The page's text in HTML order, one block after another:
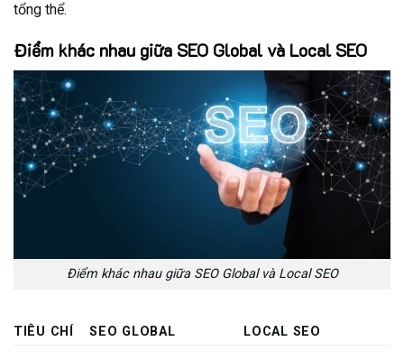
tổng thể.
Điểm khác nhau giữa SEO Global và Local SEO
Điểm khác nhau giữa SEO Global và Local SEO
TIÊU CHÍ SEO GLOBAL LOCAL SEO